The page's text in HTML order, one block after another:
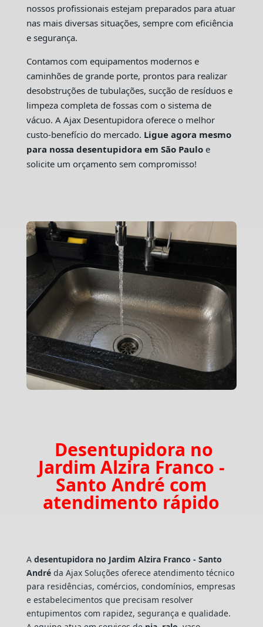
nossos profissionais estejam preparados para atuar
nas mais diversas situações, sempre com eficiência
e segurança.
Contamos com equipamentos modernos e
caminhões de grande porte, prontos para realizar
desobstruções de tubulações, sucção de resíduos e
limpeza completa de fossas com o sistema de
vácuo. A Ajax Desentupidora oferece o melhor
custo-benefício do mercado. Ligue agora mesmo
para nossa desentupidora em São Pauloe
solicite um orçamento sem compromisso!
Desentupidora no
Jardim Alzira Franco -
Santo André com
atendimento rápido
A desentupidora no Jardim Alzira Franco - Santo
Andréda Ajax Soluções oferece atendimento técnico
para residências, comércios, condomínios, empresas
e estabelecimentos que precisam resolver
entupimentos com rapidez, segurança e qualidade.